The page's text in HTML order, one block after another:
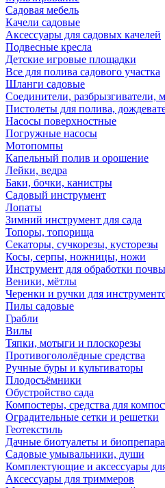
Садовая мебель
Качели садовые
Аксессуары для садовых качелей
Подвесные кресла
Детские игровые площадки
Все для полива садового участка
Шланги садовые
Соединители, разбрызгиватели,
Пистолеты для полива,
Насосы поверхностные
Погружные насосы
Мотопомпы
Капельный полив и орошение
Лейки, ведра
Баки, бочки, канистры
Садовый инструмент
Лопаты
Зимний инструмент для сада
Топоры, топорища
Секаторы, сучкорезы, кусторезы
Косы, серпы, ножницы, ножи
Инструмент для обработки почвы
Веники, мётлы
Черенки и ручки для
Пилы садовые
Грабли
Вилы
Тяпки, мотыги и плоскорезы
Противогололёдные средства
Ручные буры и культиваторы
Плодосъёмники
Обустройство сада
Компостеры, средства для
Оградительные сетки и решетки
Геотекстиль
Дачные биотуалеты и
Садовые умывальники, души
Комплектующие и аксессуары
Аксессуары для триммеров